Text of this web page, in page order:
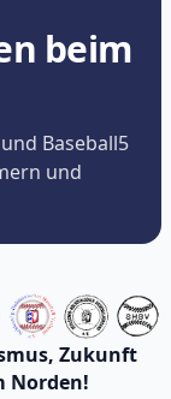
beim
Baseball5
und
Zukunft
Norden!